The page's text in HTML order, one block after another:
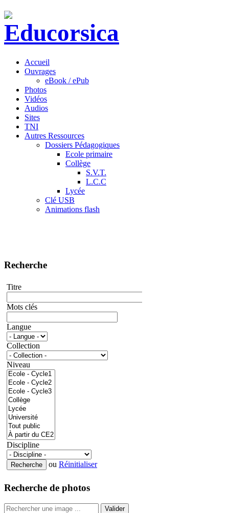
Accueil
Ouvrages
eBook / ePub
Photos
Vidéos
Audios
Sites
TNI
Autres Ressources
Dossiers Pédagogiques
Ecole primaire
Collège
S.V.T.
L.C.C
Lycée
Clé USB
Animations flash
Recherche
Titre
Mots clés
Langue
Collection
Niveau
Discipline
ou Réinitialiser
Recherche de photos
Valider